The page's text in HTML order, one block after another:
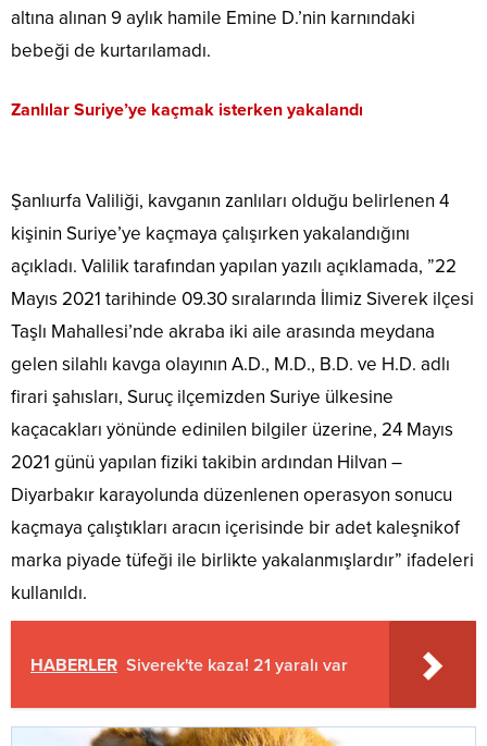
altına alınan 9 aylık hamile Emine D.’nin karnındaki
bebeği de kurtarılamadı.
Zanlılar Suriye’ye kaçmak isterken yakalandı
Şanlıurfa Valiliği, kavganın zanlıları olduğu belirlenen 4
kişinin Suriye’ye kaçmaya çalışırken yakalandığını
açıkladı. Valilik tarafından yapılan yazılı açıklamada, ”22
Mayıs 2021 tarihinde 09.30 sıralarında İlimiz Siverek ilçesi
Taşlı Mahallesi’nde akraba iki aile arasında meydana
gelen silahlı kavga olayının A.D., M.D., B.D. ve H.D. adlı
firari şahısları, Suruç ilçemizden Suriye ülkesine
kaçacakları yönünde edinilen bilgiler üzerine, 24 Mayıs
2021 günü yapılan fiziki takibin ardından Hilvan –
Diyarbakır karayolunda düzenlenen operasyon sonucu
kaçmaya çalıştıkları aracın içerisinde bir adet kaleşnikof
marka piyade tüfeği ile birlikte yakalanmışlardır” ifadeleri
kullanıldı.
HABERLER Siverek'te kaza! 21 yaralı var